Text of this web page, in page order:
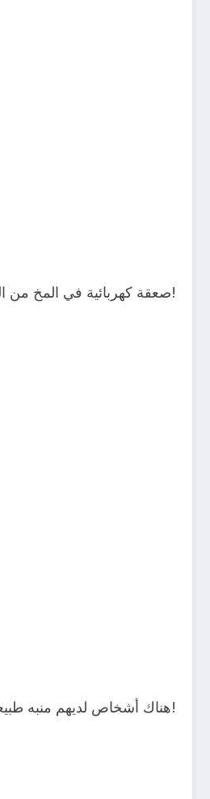
صعقة كهربائية في المخ من الممكن ان تحسن قدراتك في مادة ‫‏الرياضيات‬ ولمدة 8 اشهر!
هناك أشخاص لديهم منبه طبيعي! بحيث أنه يستطيع أن يستيقظ بالوقت الذي يريد بدون منبه الساعه! هؤلاء الأشخاص لديهم احساس مضاعف بالمسؤولية!